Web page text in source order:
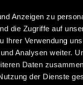
Anzeigen zu
die Zugriffe auf
Ihrer Verwendung
Analysen weiter.
Daten
der Dienste